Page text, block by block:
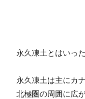
永久凍土とはいっ
永久凍土は主にカ
北極圏の周囲に広